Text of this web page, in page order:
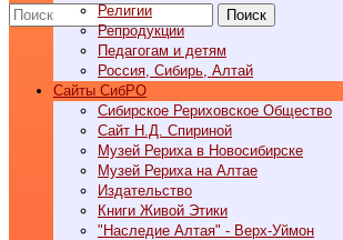
Поиск
Религии
Репродукции
Педагогам и детям
Россия, Сибирь, Алтай
Cайты СибРО
Сибирское Рериховское Общество
Сайт Н.Д. Спириной
Музей Рериха в Новосибирске
Музей Рериха на Алтае
Издательство
Книги Живой Этики
"Наследие Алтая" - Верх-Уймон